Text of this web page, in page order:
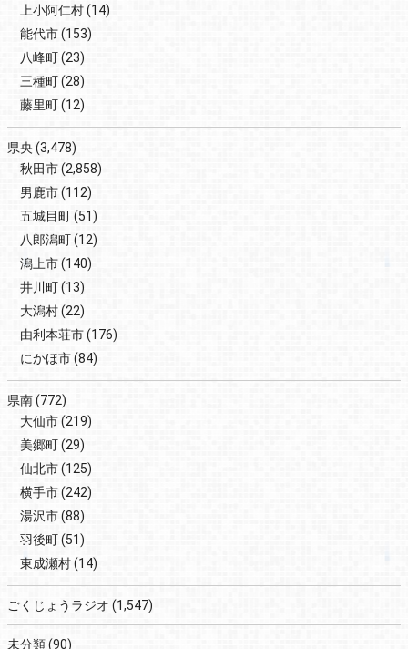
上小阿仁村(14)
能代市(153)
八峰町(23)
三種町(28)
藤里町(12)
県央 (3,478)
秋田市(2,858)
男鹿市(112)
五城目町(51)
八郎潟町(12)
潟上市(140)
井川町(13)
大潟村(22)
由利本荘市(176)
にかほ市(84)
県南(772)
大仙市(219)
美郷町(29)
仙北市(125)
横手市(242)
湯沢市(88)
羽後町(51)
東成瀬村(14)
ごくじょうラジオ (1,547)
未分類(90)